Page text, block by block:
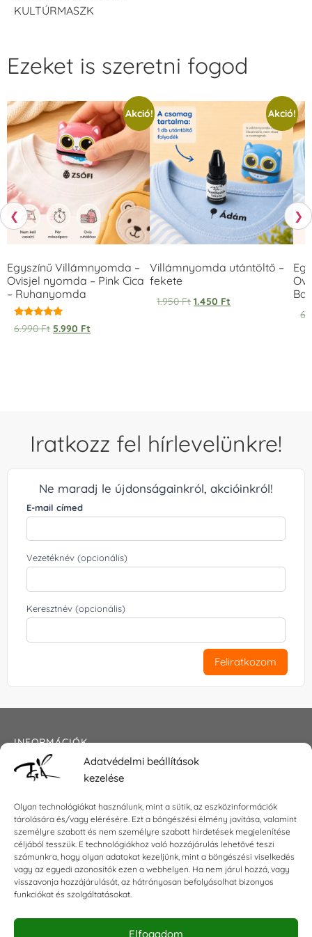
Adatvédelmi beállítások
kezelése
Olyan technológiákat használunk, mint a sütik, az eszközinformációk
tárolására és/vagy elérésére. Ezt a böngészési élmény javítása, valamint
személyre szabott és nem személyre szabott hirdetések megjelenítése
céljából tesszük. E technológiákhoz való hozzájárulás lehetővé teszi
számunkra, hogy olyan adatokat kezeljünk, mint a böngészési viselkedés
vagy az egyedi azonosítók ezen a webhelyen. Ha nem járul hozzá, vagy
visszavonja hozzájárulását, az hátrányosan befolyásolhat bizonyos
funkciókat és szolgáltatásokat.
Elfogadom
KULTÚRMASZK
❮
Ezeket is szeretni fogod
Akció!
Egyszínű Villámnyomda –
Ovisjel nyomda – Pink Cica
– Ruhanyomda
Értékelés:
5.00
6.990Ft 5.990 Ft
Akció!
Villámnyomda utántöltő –
fekete
1.950Ft 1.450 Ft
❯
Iratkozz fel hírlevelünkre!
Ne maradj le újdonságainkról, akcióinkról!
E-mail címed
Vezetéknév (opcionális)
Keresztnév (opcionális)
Feliratkozom
INFORMÁCIÓK
Általános szerződési feltételek
Impresszum
KAPCSOLAT
E-mail:shop@torokszilvi.com
Telefon: +36 30 6767872